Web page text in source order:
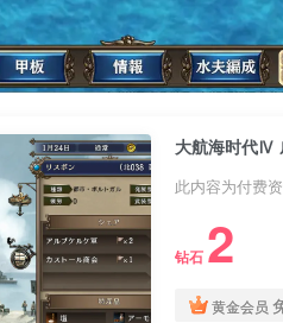
大航海时代Ⅳ
此内容为付费
钻石 2
黄金会员